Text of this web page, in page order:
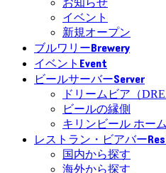
イベント
新規オープン
ブルワリーBrewery
イベント Event
ビールサーバーServer
ドリームビア（
ビールの縁側
キリンビール ホー
レストラン・ビアバー
国内から探す
海外から探す